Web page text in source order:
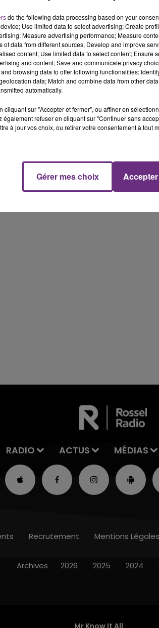
L'INSPECTION DU TRAVAIL
L'ORDRE SUR LES
Alors que les dates de début
l'inspection du Travail en
les conditions de...
RADIO ACTUS MÉDIAS
Mr Know It All
Recrutement Mentions Légales
Archives 2026 2025 2024
do the following data processing based on your
Use limited data to select advertising; Create
Measure advertising performance; Measure
of data from different sources; Develop and improve
content; Use limited data to select content; Ensure
and content; Save and communicate privacy
browsing data to offer following functionalities:
data; Match and combine data from other
automatically.
cliquant sur "Accepter et fermer", ou affiner en
également refuser en cliquant sur "Continuer sans
à jour vos choix, ou retirer votre consentement à tout
Gérer mes choix